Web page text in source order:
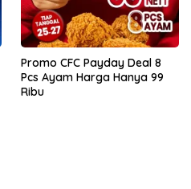
Promo CFC Payday Deal 8
Pcs Ayam Harga Hanya 99
Ribu